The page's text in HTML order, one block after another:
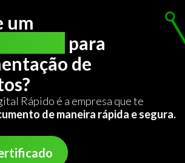
um
para
de
Rápido é a empresa que te
de maneira rápida e segura.